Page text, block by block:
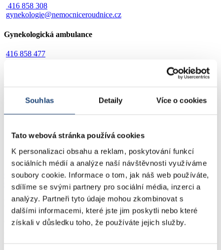
Souhlas Detaily Více o cookies
Tato webová stránka používá cookies
K personalizaci obsahu a reklam, poskytování funkcí
sociálních médií a analýze naší návštěvnosti využíváme
soubory cookie. Informace o tom, jak náš web používáte,
sdílíme se svými partnery pro sociální média, inzerci a
analýzy. Partneři tyto údaje mohou zkombinovat s
dalšími informacemi, které jste jim poskytli nebo které
získali v důsledku toho, že používáte jejich služby.
416 858 308
gynekologie@nemocniceroudnice.cz
Gynekologická ambulance
416 858 477
Po - Pá
14:00 - 18:00
Součásti oddělení
Gynekologická ambulance - Štětí
Gynekologická ambulance - poliklinika
Popis oddělení
Oddělení zajišťuje komplexnígynekologicko – porodnickou péči